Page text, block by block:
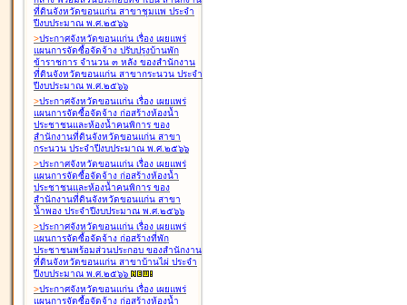
ที่ดินจังหวัดขอนแก่น สาขาชุมแพ ประจำ
ปีงบประมาณ พ.ศ.๒๕๖๖
>ประกาศจังหวัดขอนแก่น เรื่อง เผยแพร่
แผนการจัดซื้อจัดจ้าง ปรับปรุงบ้านพัก
ข้าราชการ จำนวน ๓ หลัง ของสำนักงาน
ที่ดินจังหวัดขอนแก่น สาขากระนวน ประจำ
ปีงบประมาณ พ.ศ.๒๕๖๖
>ประกาศจังหวัดขอนแก่น เรื่อง เผยแพร่
แผนการจัดซื้อจัดจ้าง ก่อสร้างห้องน้ำ
ประชาชนและห้องน้ำคนพิการ ของ
สำนักงานที่ดินจังหวัดขอนแก่น สาขา
กระนวน ประจำปีงบประมาณ พ.ศ.๒๕๖๖
>ประกาศจังหวัดขอนแก่น เรื่อง เผยแพร่
แผนการจัดซื้อจัดจ้าง ก่อสร้างห้องน้ำ
ประชาชนและห้องน้ำคนพิการ ของ
สำนักงานที่ดินจังหวัดขอนแก่น สาขา
น้ำพอง ประจำปีงบประมาณ พ.ศ.๒๕๖๖
>ประกาศจังหวัดขอนแก่น เรื่อง เผยแพร่
แผนการจัดซื้อจัดจ้าง ก่อสร้างที่พัก
ประชาชนพร้อมส่วนประกอบ ของสำนักงาน
ที่ดินจังหวัดขอนแก่น สาขาบ้านไผ่ ประจำ
ปีงบประมาณ พ.ศ.๒๕๖๖
>ประกาศจังหวัดขอนแก่น เรื่อง เผยแพร่
แผนการจัดซื้อจัดจ้าง ก่อสร้างห้องน้ำ